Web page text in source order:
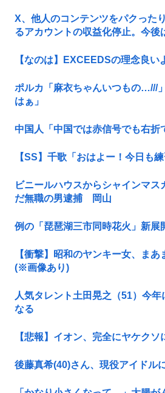
X、他人のコンテンツをパクった
るアカウントの収益化停止。今後
【なのは】EXCEEDSの理念良い
ポルカ「麻衣ちゃんいつもの…///
はぁ」
中国人「中国では赤信号でも右折
【SS】千歌「おはよー！今日も
ビニールハウスからシャインマス
だ無職の男逮捕 岡山
例の「琵琶湖三市同時花火」新展
【衝撃】昭和のヤンキー女、ま
(※画像あり)
人気タレント土田晃之（51）今年
なる
【悲報】イオン、完全にヤケクソ
後藤真希(40)さん、現役アイドル